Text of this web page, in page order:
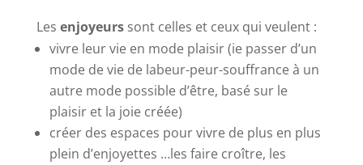
Les enjoyeurs sont celles et ceux qui veulent :
vivre leur vie en mode plaisir(ie passer d’un
mode de vie de labeur-peur-souffrance à un
autre mode possible d’être, basé sur le
plaisir et la joie créée)
créer des espaces pour vivre de plus en plus
plein d’enjoyettes …les faire croître, les